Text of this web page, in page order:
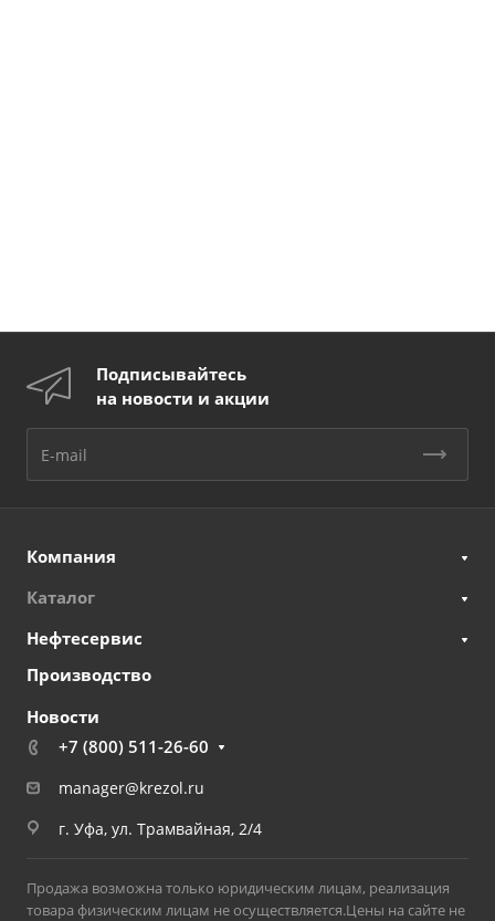
Подписывайтесь
на новости и акции
Компания
Каталог
Нефтесервис
Производство
Новости
+7 (800) 511-26-60
manager@krezol.ru
г. Уфа, ул. Трамвайная, 2/4
Продажа возможна только юридическим лицам, реализация
товара физическим лицам не осуществляется.Цены на сайте не